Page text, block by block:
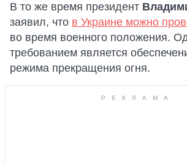
В то же время президент
заявил, что в Украине можно
во время военного положения.
требованием является
режима прекращения огня.